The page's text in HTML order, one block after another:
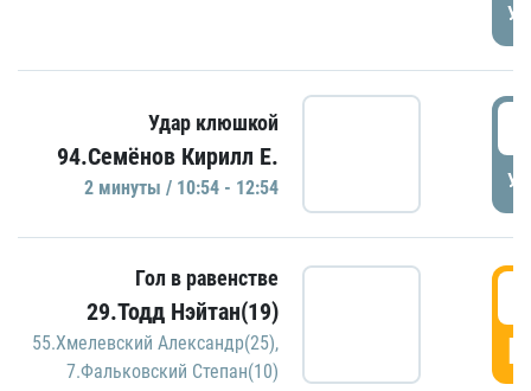
Удар клюшкой
94.Семёнов Кирилл Е.
2 минуты / 10:54 - 12:54
Гол в равенстве
29.Тодд Нэйтан(19)
55.Хмелевский Александр(25),
7.Фальковский Степан(10)